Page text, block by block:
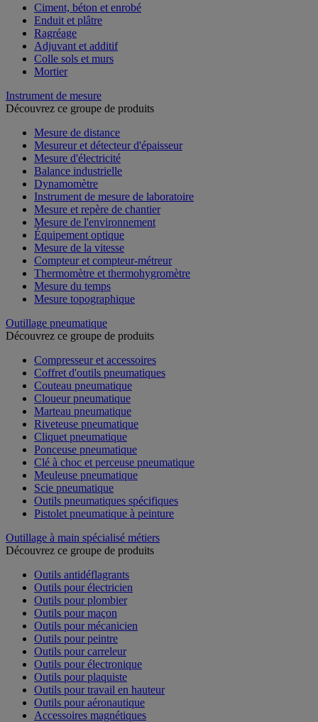
Ciment, béton et enrobé
Enduit et plâtre
Ragréage
Adjuvant et additif
Colle sols et murs
Mortier
Instrument de mesure
Découvrez ce groupe de produits
Mesure de distance
Mesureur et détecteur d'épaisseur
Mesure d'électricité
Balance industrielle
Dynamomètre
Instrument de mesure de laboratoire
Mesure et repère de chantier
Mesure de l'environnement
Équipement optique
Mesure de la vitesse
Compteur et compteur-métreur
Thermomètre et thermohygromètre
Mesure du temps
Mesure topographique
Outillage pneumatique
Découvrez ce groupe de produits
Compresseur et accessoires
Coffret d'outils pneumatiques
Couteau pneumatique
Cloueur pneumatique
Marteau pneumatique
Riveteuse pneumatique
Cliquet pneumatique
Ponceuse pneumatique
Clé à choc et perceuse pneumatique
Meuleuse pneumatique
Scie pneumatique
Outils pneumatiques spécifiques
Pistolet pneumatique à peinture
Outillage à main spécialisé métiers
Découvrez ce groupe de produits
Outils antidéflagrants
Outils pour électricien
Outils pour plombier
Outils pour maçon
Outils pour mécanicien
Outils pour peintre
Outils pour carreleur
Outils pour électronique
Outils pour plaquiste
Outils pour travail en hauteur
Outils pour aéronautique
Accessoires magnétiques